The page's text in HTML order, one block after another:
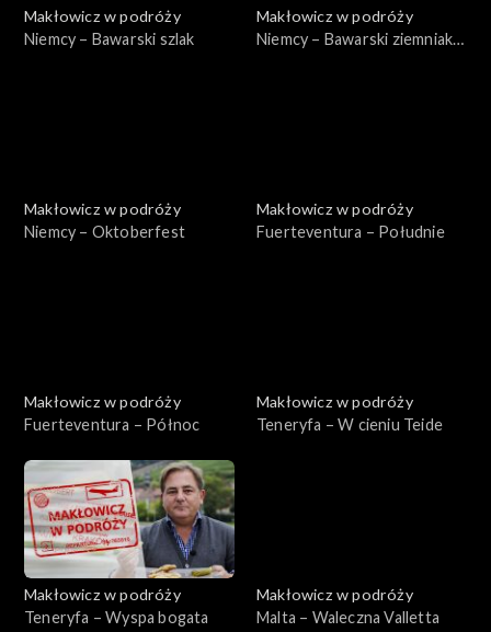
Makłowicz w podróży
Niemcy – Bawarski szlak
Makłowicz w podróży
Niemcy – Bawarski ziemniak i
Makłowicz w podróży
Niemcy – Oktoberfest
Makłowicz w podróży
Fuerteventura – Południe
Makłowicz w podróży
Fuerteventura – Północ
Makłowicz w podróży
Teneryfa – W cieniu Teide
Makłowicz w podróży
Teneryfa – Wyspa bogata
Makłowicz w podróży
Malta – Waleczna Valletta